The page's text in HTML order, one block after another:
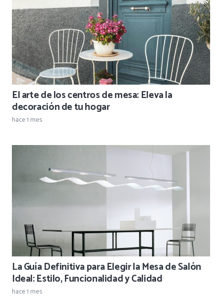
El arte de los centros de mesa: Eleva la
decoración de tu hogar
hace 1 mes
La Guía Definitiva para Elegir la Mesa de Salón
Ideal: Estilo, Funcionalidad y Calidad
hace 1 mes